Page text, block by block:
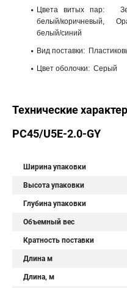
Цвета витых пар:
белый/коричневый,
белый/синий
Вид поставки:
Цвет оболочки: Серый
Технические
PC45/U5E-2.0-GY
Ширина упаковки
Высота упаковки
Глубина упаковки
Объемный вес
Кратность поставки
Длина м
Длина, м